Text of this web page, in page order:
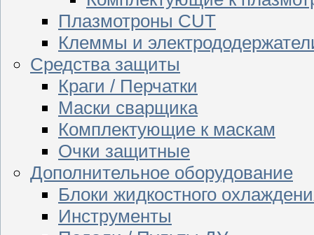
Плазмотроны CUT
Клеммы и
Средства защиты
Краги / Перчатки
Маски сварщика
Комплектующие к маскам
Очки защитные
Дополнительное оборудование
Блоки жидкостного
Инструменты